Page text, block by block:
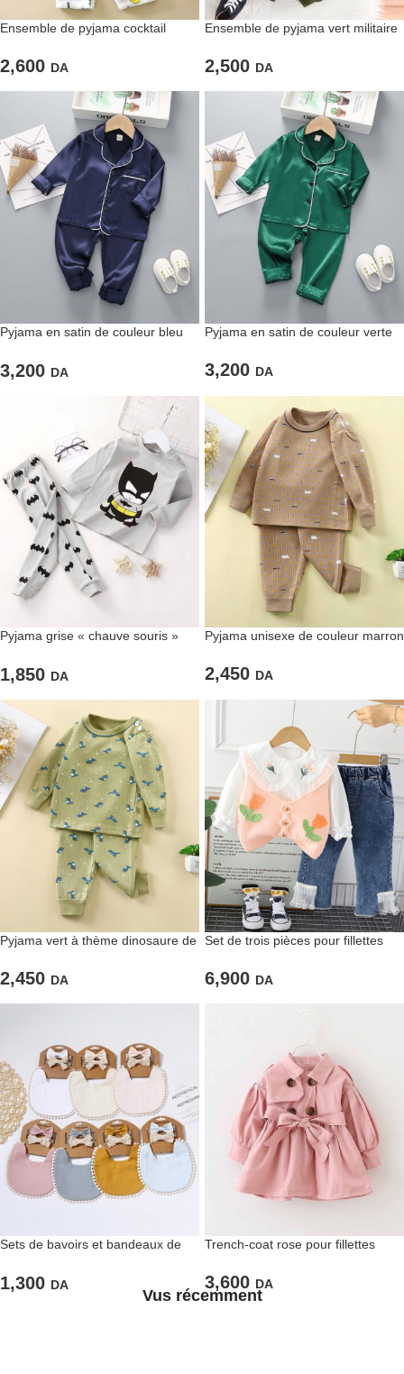
Ensemble de pyjama cocktail
2,600 DA
Ensemble de pyjama vert militaire
2,500 DA
Pyjama en satin de couleur bleu
3,200 DA
Pyjama en satin de couleur verte
3,200 DA
Pyjama grise « chauve souris »
1,850 DA
Pyjama unisexe de couleur marron
2,450 DA
Pyjama vert à thème dinosaure de
2,450 DA
Set de trois pièces pour fillettes
6,900 DA
Sets de bavoirs et bandeaux de
1,300 DA
Trench-coat rose pour fillettes
3,600 DA
Vus récemment